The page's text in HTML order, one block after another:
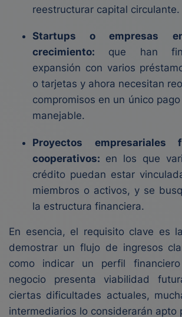
reestructurar capital circulante.
Startups o empresas
crecimiento: que han
expansión con varios
o tarjetas y ahora necesitan
compromisos en un único
manejable.
Proyectos empresariales
cooperativos: en los que
crédito puedan estar
miembros o activos, y se
la estructura financiera.
En esencia, el requisito clave es
demostrar un flujo de ingresos
como indicar un perfil
negocio presenta viabilidad
ciertas dificultades actuales,
intermediarios lo considerarán apto